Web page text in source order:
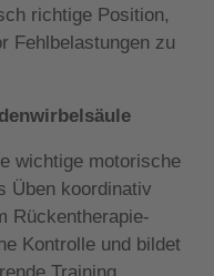
richtige Position,
Fehlbelastungen zu
wichtige motorische
Üben koordinativ
Rückentherapie-
Kontrolle und bildet